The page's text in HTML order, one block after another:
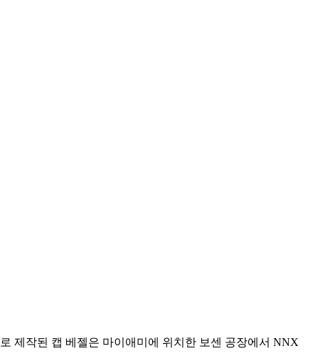
제작된 캡 베젤은 마이애미에 위치한 보센 공장에서 NNX